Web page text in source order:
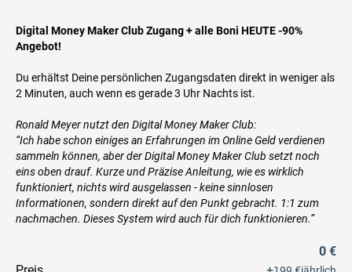
Digital Money Maker Club Zugang + alle Boni HEUTE -90%
Angebot!
Du erhältst Deine persönlichen Zugangsdaten direkt in weniger als
2 Minuten, auch wenn es gerade 3 Uhr Nachts ist.
Ronald Meyer nutzt den Digital Money Maker Club:
“Ich habe schon einiges an Erfahrungen im Online Geld verdienen
sammeln können, aber der Digital Money Maker Club setzt noch
eins oben drauf. Kurze und Präzise Anleitung, wie es wirklich
funktioniert, nichts wird ausgelassen - keine sinnlosen
Informationen, sondern direkt auf den Punkt gebracht. 1:1 zum
nachmachen. Dieses System wird auch für dich funktionieren.”
0 €